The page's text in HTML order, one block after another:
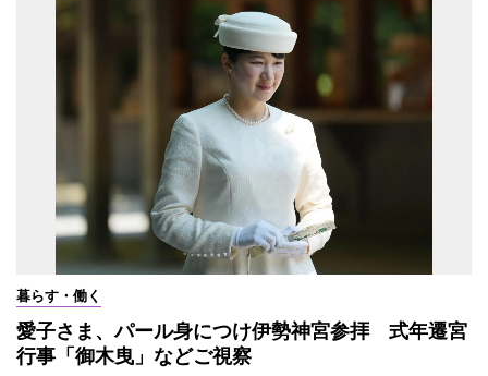
暮らす・働く
愛子さま、パール身につけ伊勢神宮参拝 式年遷宮
行事「御木曳」などご視察